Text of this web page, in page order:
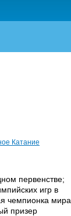
Катание
первенстве;
игр в
чемпионка мира
призер